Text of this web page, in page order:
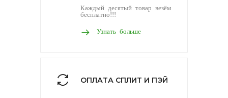
Каждый десятый товар везём
бесплатно!!!
Узнать больше
ОПЛАТА СПЛИТ И ПЭЙ